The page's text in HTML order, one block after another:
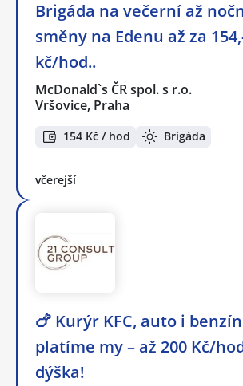
Brigáda na večerní až
směny na Edenu až za
kč/hod..
McDonald`s ČR spol. s r.o.
Vršovice, Praha
154 Kč / hod Brigáda
včerejší
🍗 Kurýr KFC, auto i benzín
platíme my – až 200 Kč/
dýška!